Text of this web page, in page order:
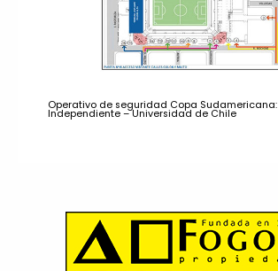
Operativo de seguridad Copa Sudamericana:
Independiente – Universidad de Chile